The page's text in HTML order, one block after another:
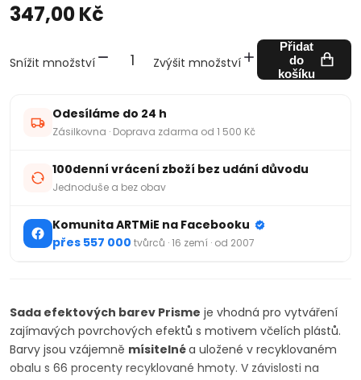
347,00 Kč
Snížit množství Zvýšit množství
Přidat
do
košíku
Odesíláme do 24 h
Zásilkovna · Doprava zdarma od 1 500 Kč
100denní vrácení zboží bez udání důvodu
Jednoduše a bez obav
Komunita ARTMiE na Facebooku
přes 557 000 tvůrců · 16 zemí · od 2007
Sada efektových barev Prisme je vhodná pro vytváření
zajímavých povrchových efektů s motivem včelích plástů.
Barvy jsou vzájemně mísitelnéa uložené v recyklovaném
obalu s 66 procenty recyklované hmoty. V závislosti na